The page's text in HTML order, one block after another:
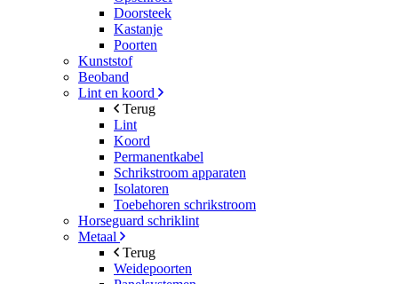
Doorsteek
Kastanje
Poorten
Kunststof
Beoband
Lint en koord
Terug
Lint
Koord
Permanentkabel
Schrikstroom apparaten
Isolatoren
Toebehoren schrikstroom
Horseguard schriklint
Metaal
Terug
Weidepoorten